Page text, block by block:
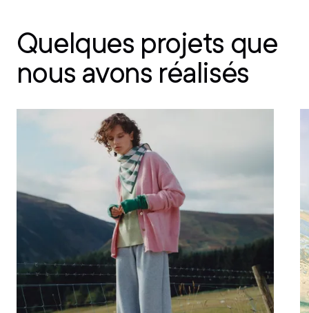
Quelques projets que
nous avons réalisés